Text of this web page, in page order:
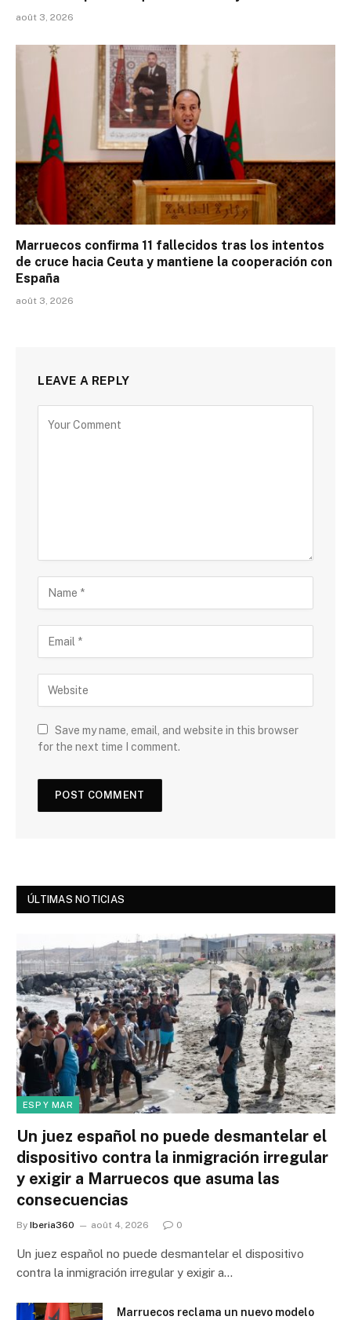
août 3, 2026
Marruecos confirma 11 fallecidos tras los intentos
de cruce hacia Ceuta y mantiene la cooperación con
España
août 3, 2026
LEAVE A REPLY
Save my name, email, and website in this browser
for the next time I comment.
ÚLTIMAS NOTICIAS
ESP Y MAR
Un juez español no puede desmantelar el
dispositivo contra la inmigración irregular
y exigir a Marruecos que asuma las
consecuencias
By Iberia360 août 4, 2026 0
Un juez español no puede desmantelar el dispositivo
contra la inmigración irregular y exigir a…
Marruecos reclama un nuevo modelo